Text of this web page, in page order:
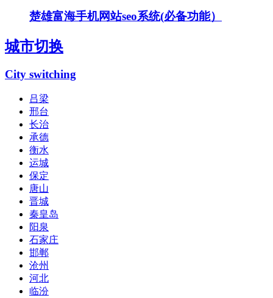
楚雄富海手机网站seo系统(必备功能）
城市切换
City switching
吕梁
邢台
长治
承德
衡水
运城
保定
唐山
晋城
秦皇岛
阳泉
石家庄
邯郸
沧州
河北
临汾